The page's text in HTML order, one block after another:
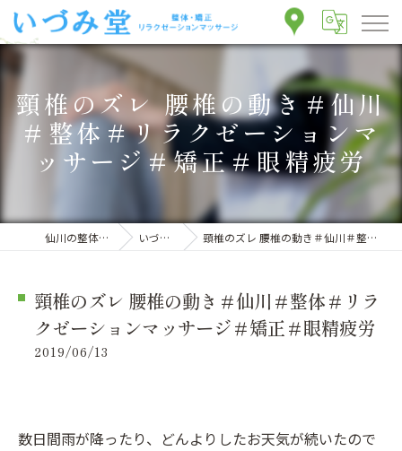
頸椎のズレ 腰椎の動き＃仙川
＃整体＃リラクゼーションマ
ッサージ＃矯正＃眼精疲労
仙川の整体ならいづみ堂整体院 いづみ堂のブログ 頸椎のズレ 腰椎の動き＃仙川＃整体＃リラクゼーションマッサージ＃矯正＃眼精疲労
頸椎のズレ 腰椎の動き＃仙川＃整体＃リラ
クゼーションマッサージ＃矯正＃眼精疲労
2019/06/13
数日間雨が降ったり、どんよりしたお天気が続いたので